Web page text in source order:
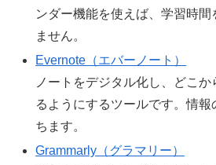
ンダー機能を使えば、学習時間
ません。
Evernote（エバーノート）
ノートをデジタル化し、どこか
るようにするツールです。情
ちます。
Grammarly（グラマリー）